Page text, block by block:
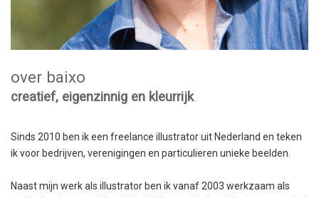
over baixo
creatief, eigenzinnig en kleurrijk
Sinds 2010 ben ik een freelance illustrator uit Nederland en teken
ik voor bedrijven, verenigingen en particulieren unieke beelden.
Naast mijn werk als illustrator ben ik vanaf 2003 werkzaam als